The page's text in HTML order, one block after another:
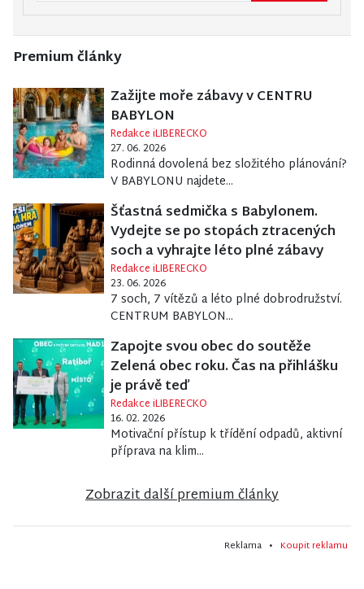
Premium články
Zažijte moře zábavy v CENTRU
BABYLON
Redakce iLIBERECKO
27. 06. 2026
Rodinná dovolená bez složitého plánování?
V BABYLONU najdete...
Šťastná sedmička s Babylonem.
Vydejte se po stopách ztracených
soch a vyhrajte léto plné zábavy
Redakce iLIBERECKO
23. 06. 2026
7 soch, 7 vítězů a léto plné dobrodružství.
CENTRUM BABYLON...
Zapojte svou obec do soutěže
Zelená obec roku. Čas na přihlášku
je právě teď
Redakce iLIBERECKO
16. 02. 2026
Motivační přístup k třídění odpadů, aktivní
příprava na klim...
Zobrazit další premium články
Reklama • Koupit reklamu